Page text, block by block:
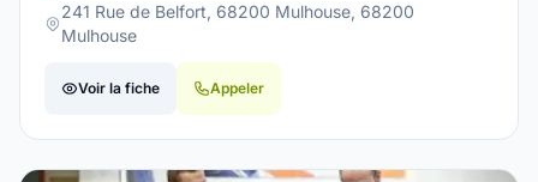
241 Rue de Belfort, 68200 Mulhouse, 68200
Mulhouse
Voir la fiche Appeler